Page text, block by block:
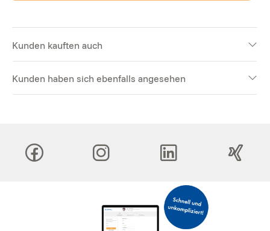
Kunden kauften auch
Kunden haben sich ebenfalls angesehen